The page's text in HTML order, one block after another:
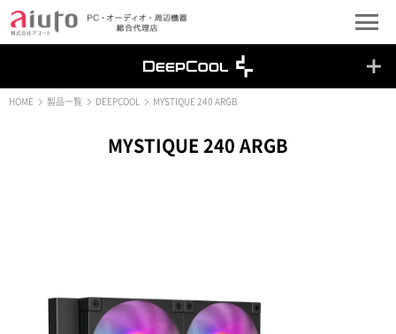
HOME 製品一覧 DEEPCOOL MYSTIQUE 240 ARGB
MYSTIQUE 240 ARGB